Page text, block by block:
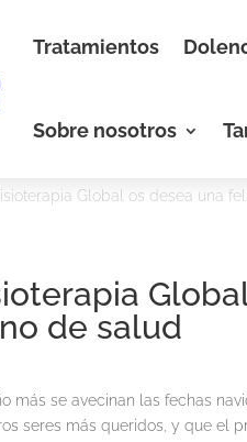
Tratamientos
Sobre nosotros
Global os desea una
de salud
más se avecinan las fechas
seres más queridos, y que el